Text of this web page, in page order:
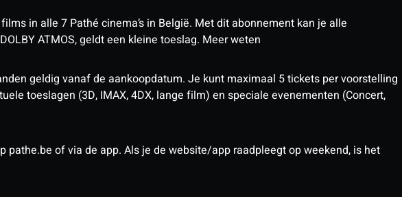
in alle 7 Pathé cinema’s in België. Met dit abonnement kan je alle
ATMOS, geldt een kleine toeslag. Meer weten
geldig vanaf de aankoopdatum. Je kunt maximaal 5 tickets per voorstelling
toeslagen (3D, IMAX, 4DX, lange film) en speciale evenementen (Concert,
of via de app. Als je de website/app raadpleegt op weekend, is het